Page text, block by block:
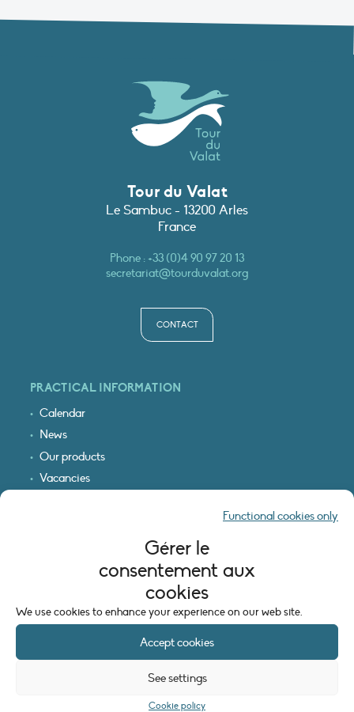
Gérer le
consentement aux
cookies
We use cookies to enhance your experience on our web site.
Accept cookies
Functional cookies only
See settings
Cookie policy
Tour du Valat
Le Sambuc - 13200 Arles
France
Phone :+33 (0)4 90 97 20 13
secretariat@tourduvalat.org
CONTACT
PRACTICAL INFORMATION
Calendar
News
Our products
Vacancies
LEGAL INFORMATION